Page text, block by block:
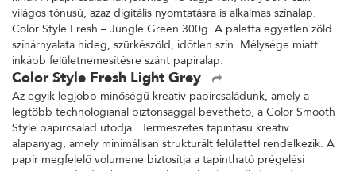
világos tónusú, azaz digitális nyomtatásra is alkalmas színalap.
Color Style Fresh – Jungle Green 300g. A paletta egyetlen zöld
színárnyalata hideg, szürkészöld, időtlen szín. Mélysége miatt
inkább felületnemesítésre szánt papíralap.
Color Style Fresh Light Grey
Az egyik legjobb minőségű kreatív papírcsaládunk, amely a
legtöbb technológiánál biztonsággal bevethető, a Color Smooth
Style papírcsalád utódja. Természetes tapintású kreatív
alapanyag, amely minimálisan strukturált felülettel rendelkezik. A
papír megfelelő volumene biztosítja a tapintható prégelési